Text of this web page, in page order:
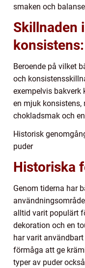
smaken och
Skillnaden
konsistens:
Beroende på vilket
och
exempelvis bakverk
en mjuk konsistens,
chokladsmak och
Historisk
puder
Historiska
Genom tiderna har
alltid varit populärt
dekoration och en
har varit
förmåga att ge
typer av puder